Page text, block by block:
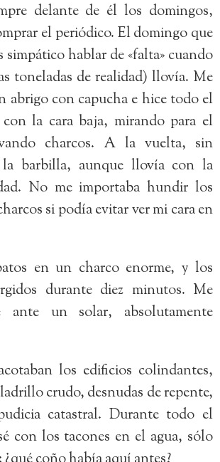
delante de él los domingos,
el periódico. El domingo que
simpático hablar de «falta» cuando
toneladas de realidad) llovía. Me
abrigo con capucha e hice todo el
la cara baja, mirando para el
charcos. A la vuelta, sin
la barbilla, aunque llovía con la
No me importaba hundir los
si podía evitar ver mi cara en
en un charco enorme, y los
durante diez minutos. Me
ante un solar, absolutamente
los edificios colindantes,
crudo, desnudas de repente,
catastral. Durante todo el
con los tacones en el agua, sólo